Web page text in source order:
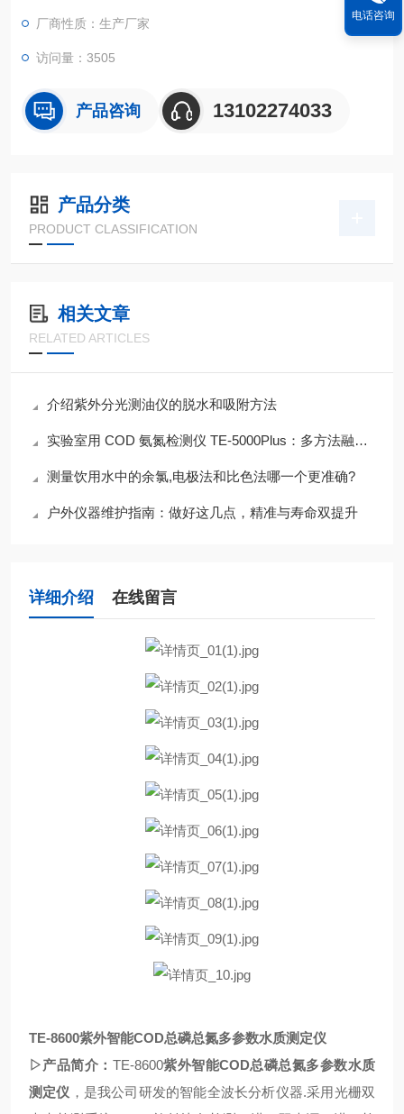
厂商性质：生产厂家
访问量：3505
产品咨询 13102274033
产品分类
PRODUCT CLASSIFICATION
相关文章
RELATED ARTICLES
介绍紫外分光测油仪的脱水和吸附方法
实验室用 COD 氨氮检测仪 TE-5000Plus：多方法融合的高精度检测特性
测量饮用水中的余氯,电极法和比色法哪一个更准确?
户外仪器维护指南：做好这几点，精准与寿命双提升
详细介绍 在线留言
TE-8600紫外智能COD总磷总氮多参数水质测定仪
▷产品简介： TE-8600紫外智能COD总磷总氮多参数水质
测定仪 ，是我公司研发的智能全波长分析仪器.采用光栅双
电话咨询